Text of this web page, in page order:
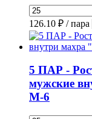
126.10 ₽ / пара
5 ПАР -
мужские
М-6